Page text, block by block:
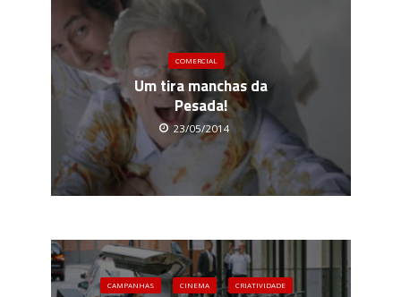
COMERCIAL
Um tira manchas da
Pesada!
23/05/2014
CAMPANHAS CINEMA CRIATIVIDADE